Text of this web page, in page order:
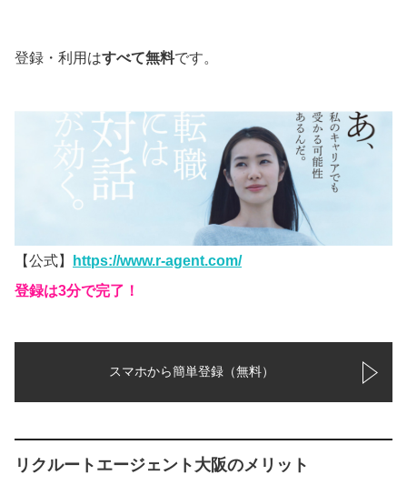
登録・利用はすべて無料です。
【公式】
https://www.r-agent.com/
登録は3分で完了！
スマホから簡単登録（無料）
リクルートエージェント大阪のメリット